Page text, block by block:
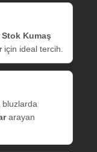
Stok Kumaş
için ideal tercih.
bluzlarda
arayan